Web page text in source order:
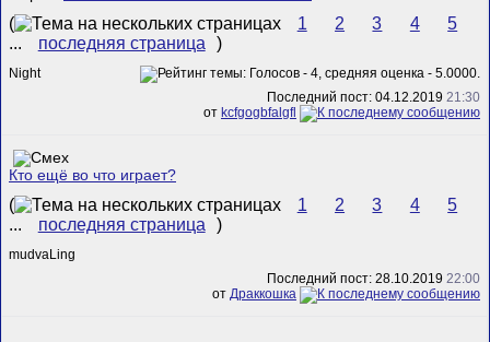
( 1 2 3 4
5
...
последняя страница )
Night
Последний пост: 04.12.2019 21:30
от kcfgogbfalgfl
Кто ещё во что играет?
( 1 2 3 4
5
...
последняя страница )
mudvaLing
Последний пост: 28.10.2019 22:00
от Драккошка